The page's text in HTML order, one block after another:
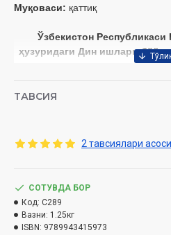
Муқоваси: қаттиқ
Ўзбекистон
ҳузуридаги Дин ишлари
тавсияси ила
Мундарижа
қўрқсангиз»
3-боб. «Агар тақсимлашга
мискинлар ҳозир бўлсалар...»
4-боб. «Аллоҳ сизга
беради»
ТАВСИЯ
2 тавсиялари
СОТУВДА БОР
Код: C289
Вазни: 1.25кг
ISBN: 9789943415973